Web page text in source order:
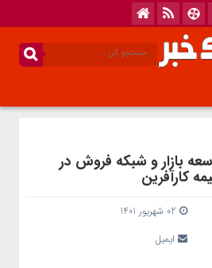
بازار و شبکه فروش در
کارآفرین
ایمیل